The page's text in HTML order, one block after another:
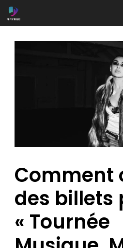
Aller
au
Comment
des billets
« Tournée